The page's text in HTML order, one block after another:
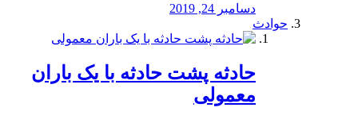
دسامبر 24, 2019
حوادث
️حادثه پشت حادثه با یک باران
معمولی